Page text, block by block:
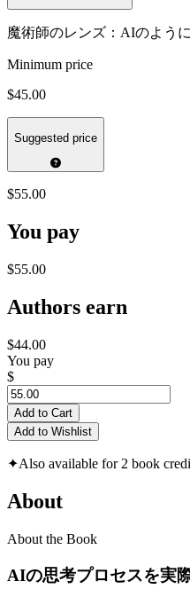
魔術師のレンズ：AIのよう
Minimum price
$45.00
Suggested price
$55.00
You pay
$55.00
Authors earn
$44.00
You pay
$
Add to Cart
Add to Wishlist
✦Also available for 2 book
About
About the Book
AIの思考プロセスを実